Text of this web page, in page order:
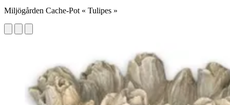
Miljögården Cache-Pot « Tulipes »